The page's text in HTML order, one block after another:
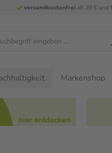
versandkostenfreiab 29 € und
Markenshop